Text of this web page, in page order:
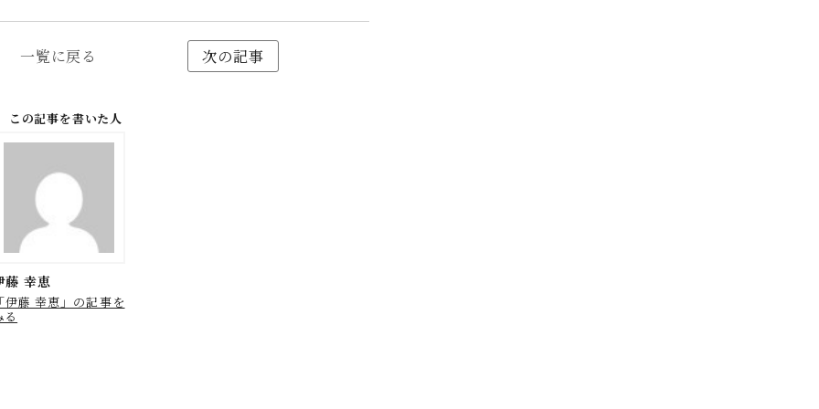
一覧に戻る 次の記事
この記事を書いた人
藤 幸恵
伊藤 幸恵」の記事を
る